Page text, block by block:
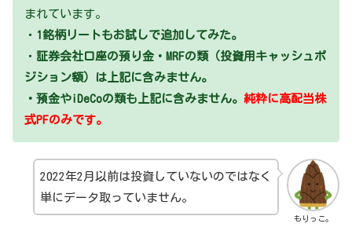
まれています。
・ 1銘柄リートもお試しで追加してみた。
・ 証券会社口座の預り金・MRFの類（投資用キャッシュポ
ジション額）は上記に含みません。
・預金やiDeCoの類も上記に含みません。 純粋に高配当株
式PFのみです。
もりっこ。
2022年2月以前は投資していないのではなく
単にデータ取っていません。